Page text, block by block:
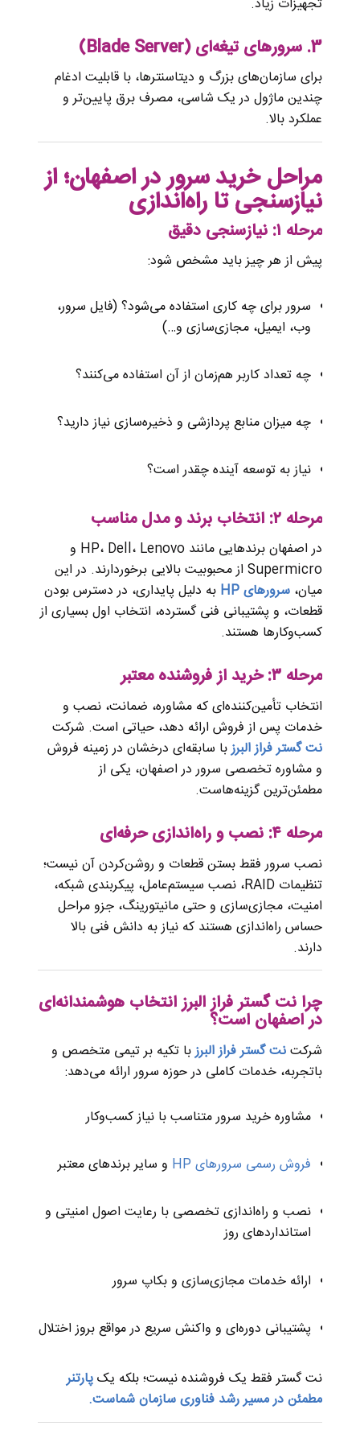
3. سرورهای تیغه‌ای (Blade Server)
برای سازمان‌های بزرگ و دیتاسنترها، با قابلیت ادغام
چندین ماژول در یک شاسی، مصرف برق پایین‌تر و
عملکرد بالا.
مراحل خرید سرور در اصفهان؛ از
نیازسنجی تا راه‌اندازی
مرحله ۱: نیازسنجی دقیق
پیش از هر چیز باید مشخص شود:
سرور برای چه کاری استفاده می‌شود؟ (فایل سرور،
وب، ایمیل، مجازی‌سازی و…)
چه تعداد کاربر هم‌زمان از آن استفاده می‌کنند؟
چه میزان منابع پردازشی و ذخیره‌سازی نیاز دارید؟
نیاز به توسعه آینده چقدر است؟
مرحله ۲: انتخاب برند و مدل مناسب
در اصفهان برندهایی مانند HP، Dell، Lenovo و
Supermicro از محبوبیت بالایی برخوردارند. در این
میان،سرورهای HP
به دلیل پایداری، در دسترس بودن
قطعات، و پشتیبانی فنی گسترده، انتخاب اول بسیاری از
کسب‌وکارها هستند.
مرحله ۳: خرید از فروشنده معتبر
انتخاب تأمین‌کننده‌ای که مشاوره، ضمانت، نصب و
خدمات پس از فروش ارائه دهد، حیاتی است. شرکت
نت گستر فراز البرزبا سابقه‌ای درخشان در زمینه فروش
و مشاوره تخصصی سرور در اصفهان، یکی از
مطمئن‌ترین گزینه‌هاست.
مرحله ۴: نصب و راه‌اندازی حرفه‌ای
نصب سرور فقط بستن قطعات و روشن‌کردن آن نیست؛
تنظیمات RAID، نصب سیستم‌عامل، پیکربندی شبکه،
امنیت، مجازی‌سازی و حتی مانیتورینگ، جزو مراحل
حساس راه‌اندازی هستند که نیاز به دانش فنی بالا
دارند.
چرا نت گستر فراز البرز انتخاب هوشمندانه‌ای
در اصفهان است؟
شرکتنت گستر فراز البرزبا تکیه بر تیمی متخصص و
باتجربه، خدمات کاملی در حوزه سرور ارائه می‌دهد:
مشاوره خرید سرور متناسب با نیاز کسب‌وکار
فروش رسمی سرورهای HP و سایر برندهای معتبر
نصب و راه‌اندازی تخصصی با رعایت اصول امنیتی و
استانداردهای روز
ارائه خدمات مجازی‌سازی و بکاپ سرور
پشتیبانی دوره‌ای و واکنش سریع در مواقع بروز اختلال
نت گستر فقط یک فروشنده نیست؛ بلکه یکپارتنر
مطمئن در مسیر رشد فناوری سازمان شماست.